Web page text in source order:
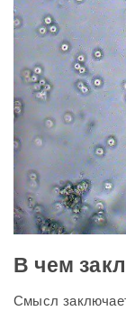
В чем
Смысл